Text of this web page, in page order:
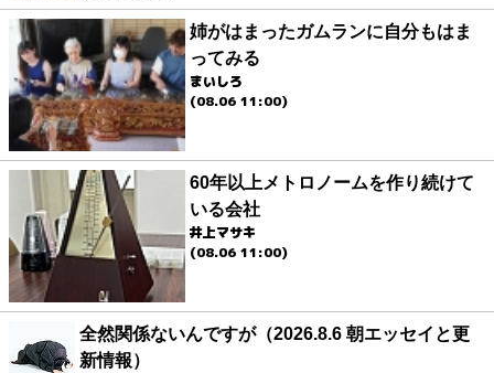
姉がはまったガムランに自分もはま
ってみる
まいしろ
(08.06 11:00)
60年以上メトロノームを作り続けて
いる会社
井上マサキ
(08.06 11:00)
全然関係ないんですが（2026.8.6 朝エッセイと更
新情報）